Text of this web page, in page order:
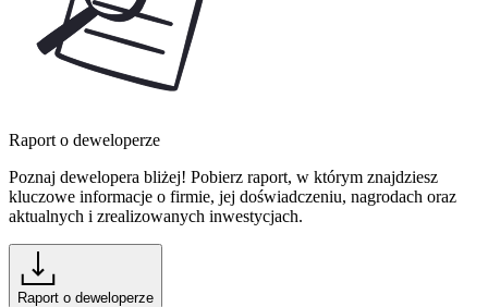
Raport o deweloperze
Poznaj dewelopera bliżej! Pobierz raport, w którym znajdziesz
kluczowe informacje o firmie, jej doświadczeniu, nagrodach oraz
aktualnych i zrealizowanych inwestycjach.
Raport o deweloperze